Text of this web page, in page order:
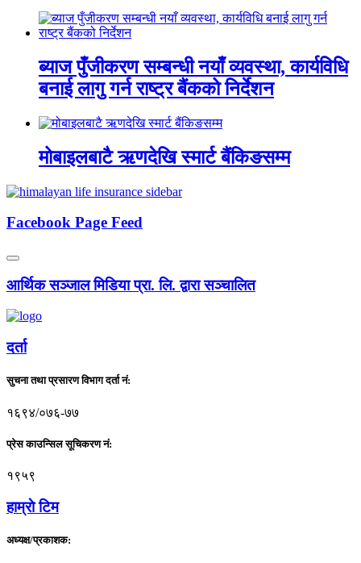
ब्याज पुँजीकरण सम्बन्धी नयाँ व्यवस्था, कार्यविधि
बनाई लागु गर्न राष्ट्र बैंकको निर्देशन
मोबाइलबाटै ऋणदेखि स्मार्ट बैंकिङसम्म
Facebook Page Feed
आर्थिक सञ्जाल मिडिया प्रा. लि. द्वारा सञ्चालित
दर्ता
सुचना तथा प्रसारण विभाग दर्ता नं:
१६९४/०७६-७७
प्रेस काउन्सिल सूचिकरण नं:
१९५९
हाम्राे टिम
अध्यक्ष/प्रकाशक: